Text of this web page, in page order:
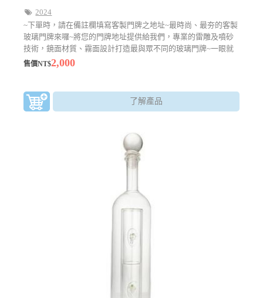
2024
~下單時，請在備註欄填寫客製門牌之地址~最時尚、最夯的客製
玻璃門牌來囉~將您的門牌地址提供給我們，專業的雷雕及噴砂
技術，鏡面材質、霧面設計打造最與眾不同的玻璃門牌~一眼就
能辨識的客製化商品
售價NT$2,000
了解產品